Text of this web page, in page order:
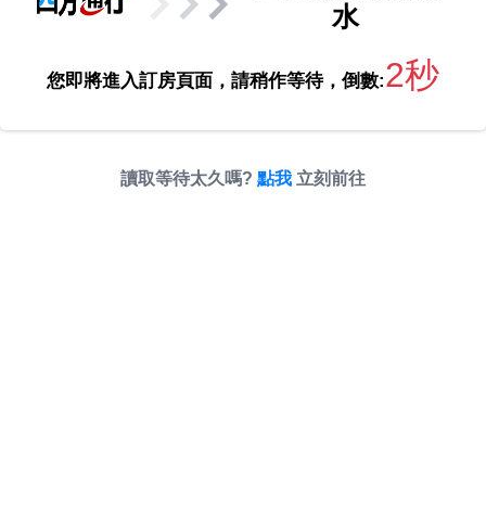
水
您即將進入訂房頁面，請稍作等待，倒數:2秒
讀取等待太久嗎? 點我 立刻前往